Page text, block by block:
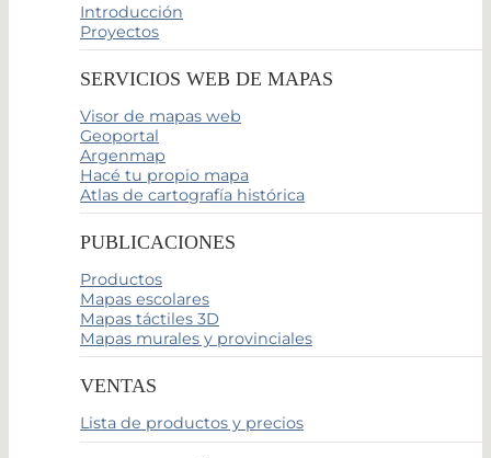
Introducción
Proyectos
SERVICIOS WEB DE MAPAS
Visor de mapas web
Geoportal
Argenmap
Hacé tu propio mapa
Atlas de cartografía histórica
PUBLICACIONES
Productos
Mapas escolares
Mapas táctiles 3D
Mapas murales y provinciales
VENTAS
Lista de productos y precios